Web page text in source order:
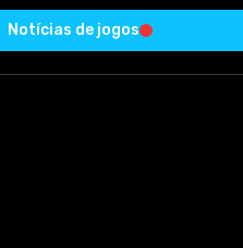
Download (15.70 Mb)
Notícias de jogos